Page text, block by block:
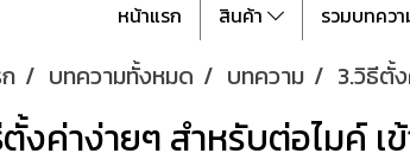
หน้าแรก สินค้า รวมบทควา
บทความทั้งหมด บทความ 3.วิธีตั้
งค่าง่ายๆ สำหรับต่อไมค์